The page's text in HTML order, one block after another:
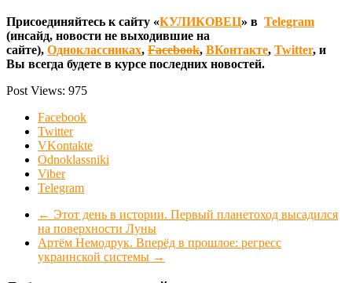
Присоединяйтесь к сайту «КУЛИКОВЕЦ» в Telegram
(инсайд, новости не выходившие на
сайте), Одноклассниках, Facebook, ВКонтакте, Twitter, и
Вы всегда будете в курсе последних новостей.
Post Views: 975
Facebook
Twitter
VKontakte
Odnoklassniki
Viber
Telegram
← Этот день в истории. Первый планетоход высадился
на поверхности Луны
Артём Немодрук. Вперёд в прошлое: регресс
украинской системы →